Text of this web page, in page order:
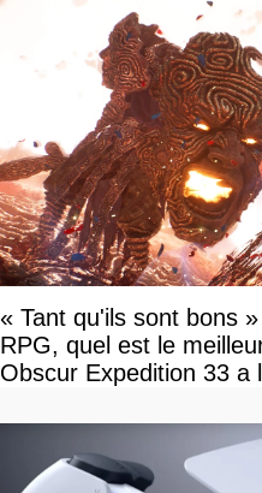
« Tant qu'ils sont bons
RPG, quel est le
Obscur Expedition 33 a